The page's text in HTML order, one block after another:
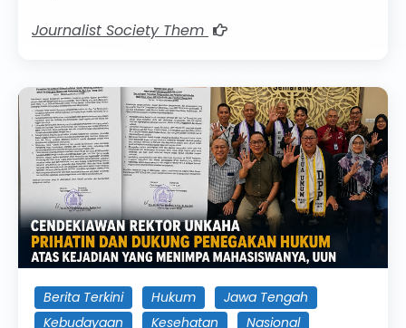
Journalist Society Them
Berita Terkini Hukum
Jawa Tengah
Kebudayaan
Kesehatan
Nasional